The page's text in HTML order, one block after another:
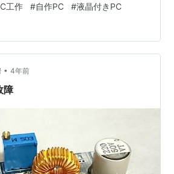
発生する。苦渋(？)の選択ではあるが
接続にして製作している。 再構
構築中の本機内部で、液晶制御基板
ード(中央下のヒートシンク部)や
NGFF SSDが載っている。 …
工作 #自作PC #液晶付きPC
• 4年前
障